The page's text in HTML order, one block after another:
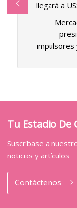
llegará a
impulsores
Tu Estadio De
Suscríbase a
noticias y artículos
Contáctenos